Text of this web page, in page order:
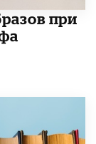
при